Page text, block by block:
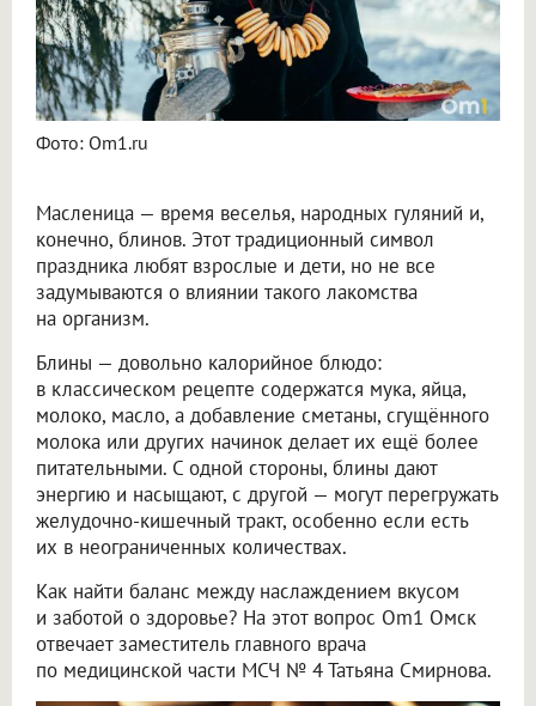
Фото: Om1.ru
Масленица — время веселья, народных гуляний и,
конечно, блинов. Этот традиционный символ
праздника любят взрослые и дети, но не все
задумываются о влиянии такого лакомства
на организм.
Блины — довольно калорийное блюдо:
в классическом рецепте содержатся мука, яйца,
молоко, масло, а добавление сметаны, сгущённого
молока или других начинок делает их ещё более
питательными. С одной стороны, блины дают
энергию и насыщают, с другой — могут перегружать
желудочно-кишечный тракт, особенно если есть
их в неограниченных количествах.
Как найти баланс между наслаждением вкусом
и заботой о здоровье? На этот вопрос Om1 Омск
отвечает заместитель главного врача
по медицинской части МСЧ № 4 Татьяна Смирнова.